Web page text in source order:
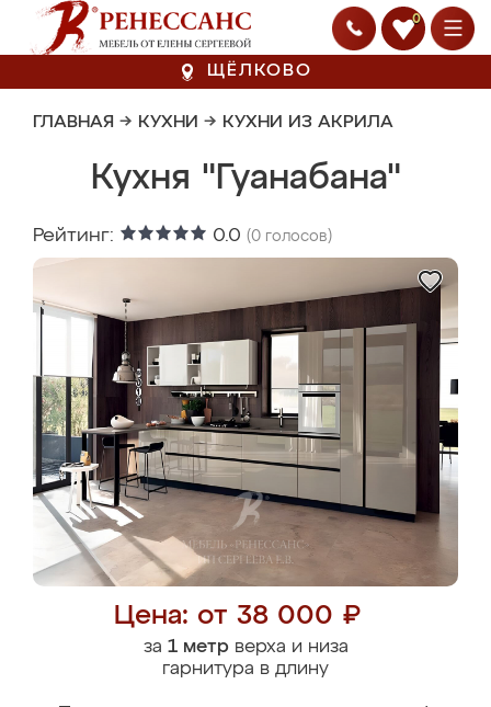
0
ЩЁЛКОВО
ГЛАВНАЯ → КУХНИ → КУХНИ ИЗ АКРИЛА
Кухня "Гуанабана"
Рейтинг: 0.0 (0 голосов)
Цена: от 38 000 ₽
за 1 метрверха и низа
гарнитура в длину